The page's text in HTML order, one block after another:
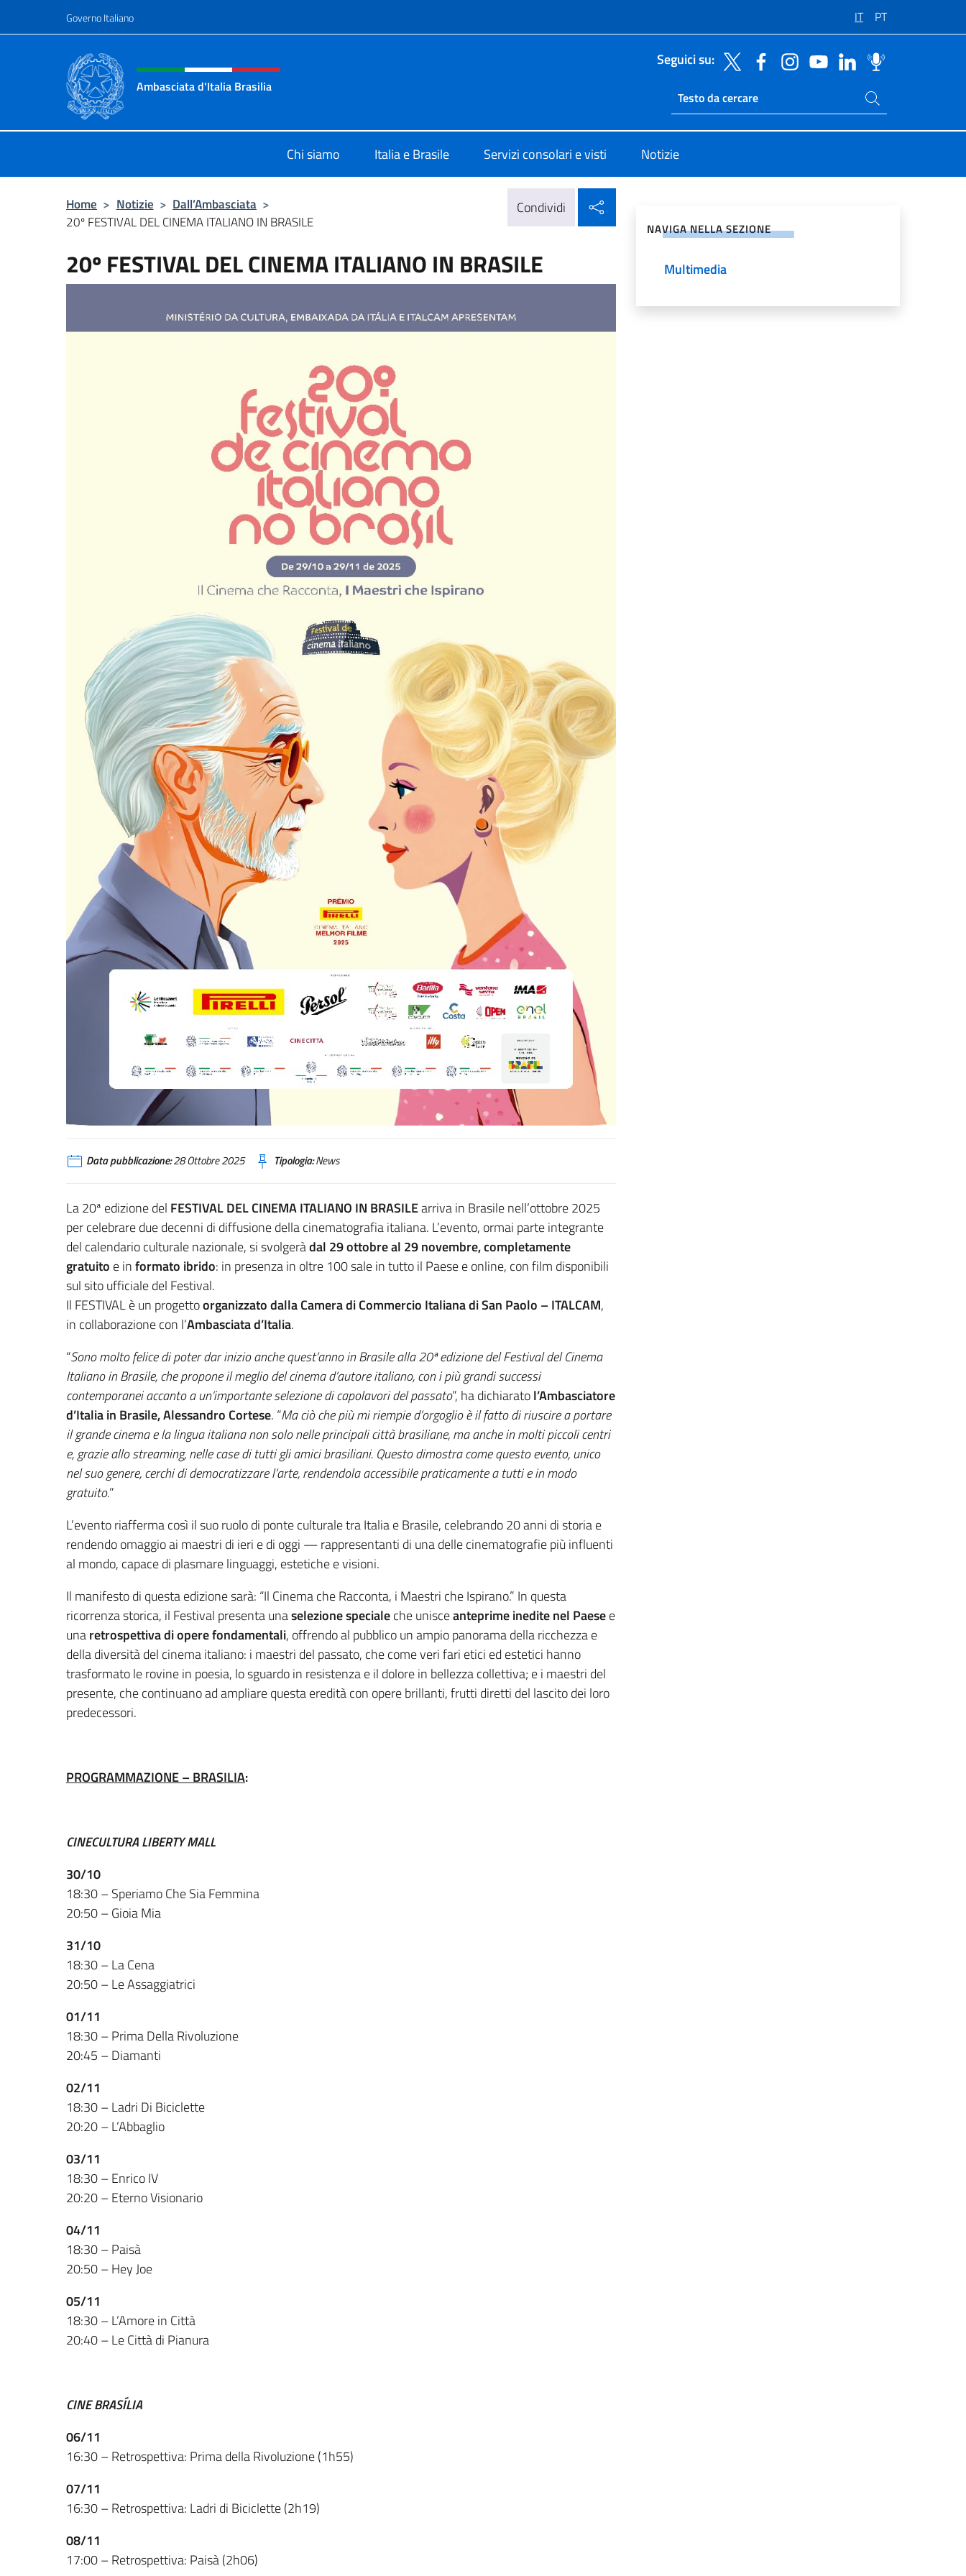
Governo Italiano IT PT
Intestazione sito, social e menù
Ambasciata d'Italia Brasilia
Seguici su:
Ricerca sito live
Cerca nel sito
Chi siamo Italia e Brasile Servizi consolari e visti Notizie
Home > Notizie > Dall’Ambasciata >
20º FESTIVAL DEL CINEMA ITALIANO IN BRASILE
Condividi
20º FESTIVAL DEL CINEMA ITALIANO IN BRASILE
Data pubblicazione:28 Ottobre 2025 Tipologia:News
La 20ª edizione del FESTIVAL DEL CINEMA ITALIANO IN BRASILEarriva in Brasile nell’ottobre 2025
per celebrare due decenni di diffusione della cinematografia italiana. L’evento, ormai parte integrante
del calendario culturale nazionale, si svolgeràdal 29 ottobre al 29 novembre, completamente
gratuito e informato ibrido: in presenza in oltre 100 sale in tutto il Paese e online, con film disponibili
sul sito ufficiale del Festival.
Il FESTIVAL è un progettoorganizzato dallaCamera di Commercio Italiana di San Paolo – ITALCAM,
in collaborazione con l’Ambasciata d’Italia.
“Sono molto felice di poter dar inizio anche quest’anno in Brasile alla 20ª edizione del Festival del Cinema
Italiano in Brasile, che propone il meglio del cinema d’autore italiano, con i più grandi successi
contemporanei accanto a un’importante selezione di capolavori del passato”, ha dichiaratol’Ambasciatore
d’Italia in Brasile,Alessandro Cortese. “Ma ciò che più mi riempie d’orgoglio è il fatto di riuscire a portare
il grande cinema e la lingua italiana non solo nelle principali città brasiliane, ma anche in molti piccoli centri
e, grazie allo streaming, nelle case di tutti gli amici brasiliani. Questo dimostra come questo evento, unico
nel suo genere, cerchi di democratizzare l’arte, rendendola accessibile praticamente a tutti e in modo
gratuito.”
L’evento riafferma così il suo ruolo di ponte culturale tra Italia e Brasile, celebrando 20 anni di storia e
rendendo omaggio ai maestri di ieri e di oggi — rappresentanti di una delle cinematografie più influenti
al mondo, capace di plasmare linguaggi, estetiche e visioni.
Il manifesto di questa edizione sarà: “Il Cinema che Racconta, i Maestri che Ispirano.” In questa
ricorrenza storica, il Festival presenta unaselezione specialeche unisceanteprime inedite nel Paesee
unaretrospettiva di opere fondamentali, offrendo al pubblico un ampio panorama della ricchezza e
della diversità del cinema italiano: i maestri del passato, che come veri fari etici ed estetici hanno
trasformato le rovine in poesia, lo sguardo in resistenza e il dolore in bellezza collettiva; e i maestri del
presente, che continuano ad ampliare questa eredità con opere brillanti, frutti diretti del lascito dei loro
predecessori.
PROGRAMMAZIONE – BRASILIA:
CINECULTURA LIBERTY MALL
30/10
18:30 – Speriamo Che Sia Femmina
20:50 – Gioia Mia
31/10
18:30 – La Cena
20:50 – Le Assaggiatrici
01/11
18:30 – Prima Della Rivoluzione
20:45 – Diamanti
02/11
18:30 – Ladri Di Biciclette
20:20 – L’Abbaglio
03/11
18:30 – Enrico IV
20:20 – Eterno Visionario
04/11
18:30 – Paisà
20:50 – Hey Joe
05/11
18:30 – L’Amore in Città
20:40 – Le Città di Pianura
CINE BRASÍLIA
06/11
16:30 – Retrospettiva: Prima della Rivoluzione (1h55)
07/11
16:30 – Retrospettiva: Ladri di Biciclette (2h19)
08/11
17:00 – Retrospettiva: Paisà (2h06)
NAVIGA NELLA SEZIONE
Multimedia